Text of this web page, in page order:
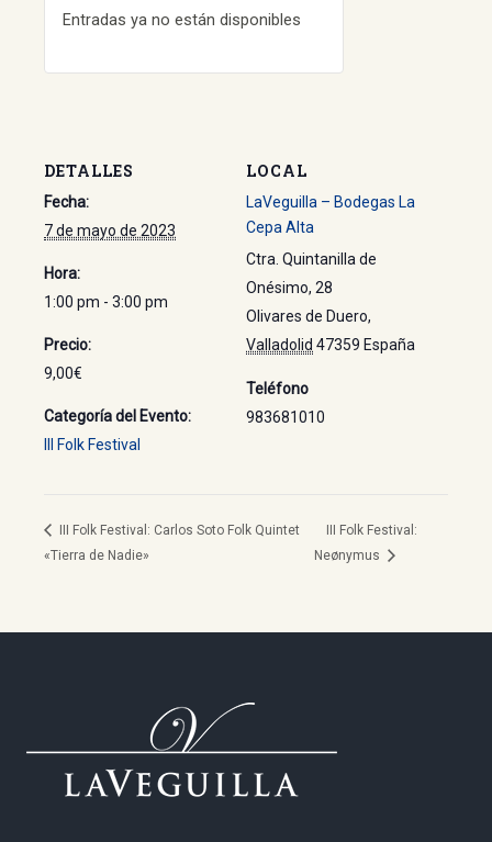
DETALLES
Fecha:
7 de mayo de 2023
Hora:
1:00 pm - 3:00 pm
Precio:
9,00€
Categoría del Evento:
III Folk Festival
LOCAL
LaVeguilla – Bodegas La
Cepa Alta
Ctra. Quintanilla de
Onésimo, 28
Olivares de Duero,
Valladolid 47359 España
Teléfono
983681010
Entradas ya no están disponibles
III Folk Festival: Carlos Soto Folk Quintet
«Tierra de Nadie»
III Folk Festival:
Neønymus